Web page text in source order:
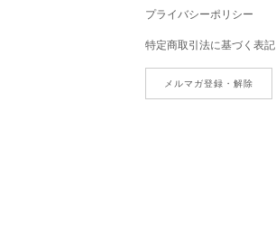
プライバシーポリシー
特定商取引法に基づく表記
メルマガ登録・解除